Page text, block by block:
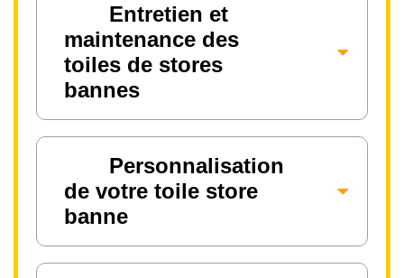
Entretien et
maintenance des
toiles de stores
bannes
Personnalisation
de votre toile store
banne